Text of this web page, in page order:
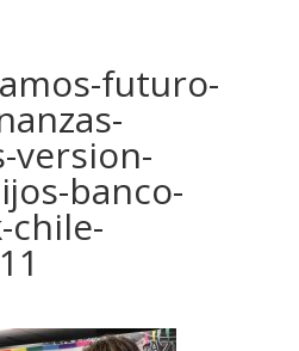
futuro-
version-
banco-
chile-